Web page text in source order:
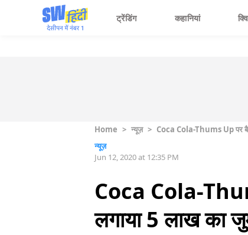
ट्रेंडिंग कहानियां
Home > न्यूज़ > Coca Cola-Thums Up पर बैन
न्यूज़
Jun 12, 2020 at 12:35 PM
Coca Cola-
लगाया 5 लाख का